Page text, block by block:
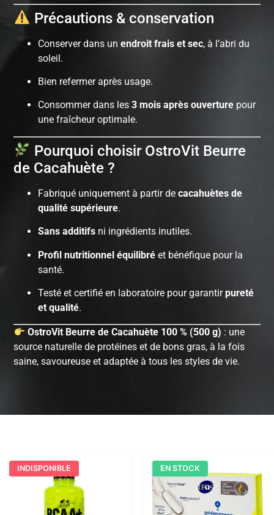
Précautions & conservation
Conserver dans unendroit frais et sec, à l’abri du
soleil.
Bien refermer après usage.
Consommer dans les3 mois après ouverture pour
une fraîcheur optimale.
Pourquoi choisir OstroVit Beurre
de Cacahuète ?
Fabriqué uniquement à partir decacahuètes de
qualité supérieure.
Sans additifs ni ingrédients inutiles.
Profil nutritionnel équilibré et bénéfique pour la
santé.
Testé et certifié en laboratoire pour garantirpureté
et qualité.
OstroVit Beurre de Cacahuète 100 % (500 g) : une
source naturelle de protéines et de bons gras, à la fois
saine, savoureuse et adaptée à tous les styles de vie.
INDISPONIBLE EN STOCK